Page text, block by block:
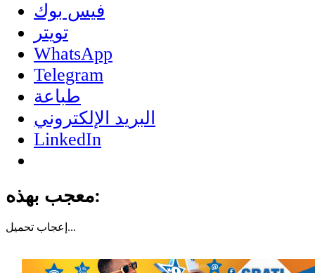
فيس بوك
تويتر
WhatsApp
Telegram
طباعة
البريد الإلكتروني
LinkedIn
معجب بهذه:
إعجاب تحميل...